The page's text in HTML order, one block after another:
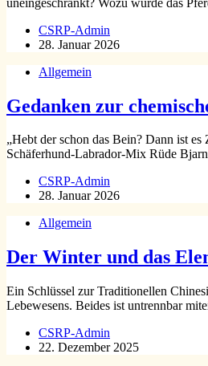
CSRP-Admin
28. Januar 2026
Allgemein
Gedanken zur
„Hebt der schon das Bein? Dann ist
Schäferhund-Labrador-Mix Rüde
CSRP-Admin
28. Januar 2026
Allgemein
Der Winter und das
Ein Schlüssel zur Traditionellen
Lebewesens. Beides ist untrennbar
CSRP-Admin
22. Dezember 2025